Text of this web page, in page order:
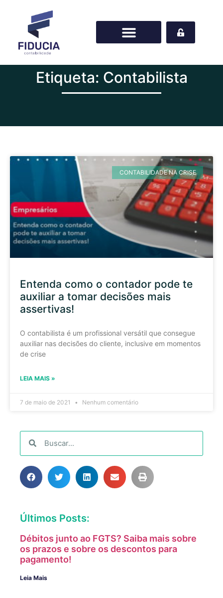
Etiqueta: Contabilista
CONTABILIDADE NA CRISE
Entenda como o contador pode te
auxiliar a tomar decisões mais
assertivas!
O contabilista é um profissional versátil que consegue
auxiliar nas decisões do cliente, inclusive em momentos
de crise
LEIA MAIS »
7 de maio de 2021 Nenhum comentário
Últimos Posts:
Débitos junto ao FGTS? Saiba mais sobre
os prazos e sobre os descontos para
pagamento!
Leia Mais